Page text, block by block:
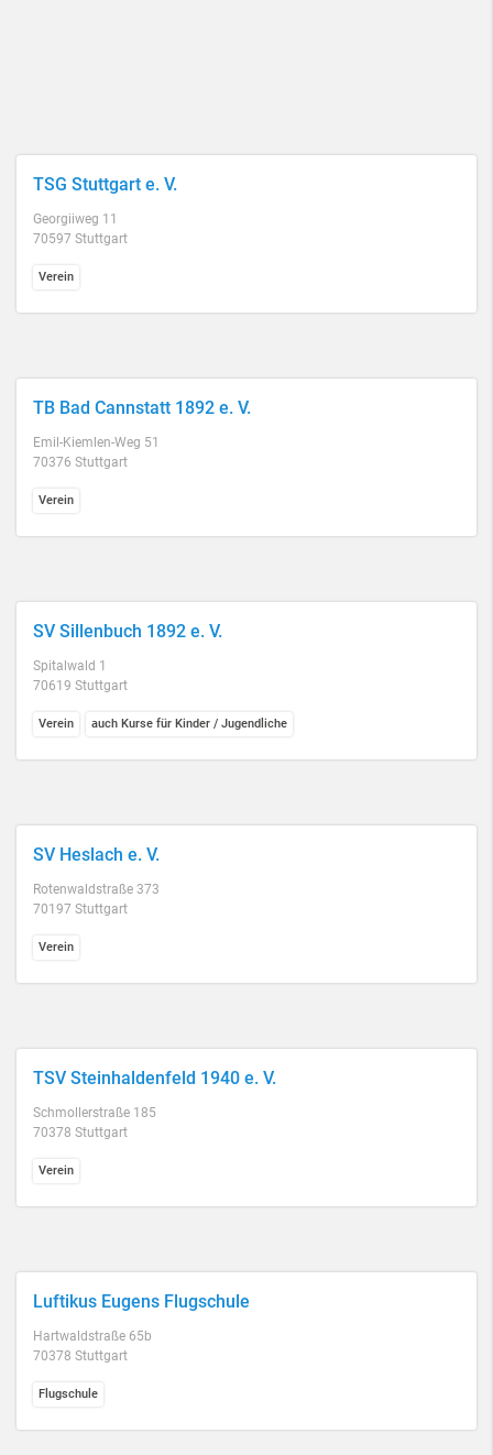
TSG Stuttgart e. V.
Georgiiweg 11
70597 Stuttgart
Verein
TB Bad Cannstatt 1892 e. V.
Emil-Kiemlen-Weg 51
70376 Stuttgart
Verein
SV Sillenbuch 1892 e. V.
Spitalwald 1
70619 Stuttgart
Verein auch Kurse für Kinder / Jugendliche
SV Heslach e. V.
Rotenwaldstraße 373
70197 Stuttgart
Verein
TSV Steinhaldenfeld 1940 e. V.
Schmollerstraße 185
70378 Stuttgart
Verein
Luftikus Eugens Flugschule
Hartwaldstraße 65b
70378 Stuttgart
Flugschule